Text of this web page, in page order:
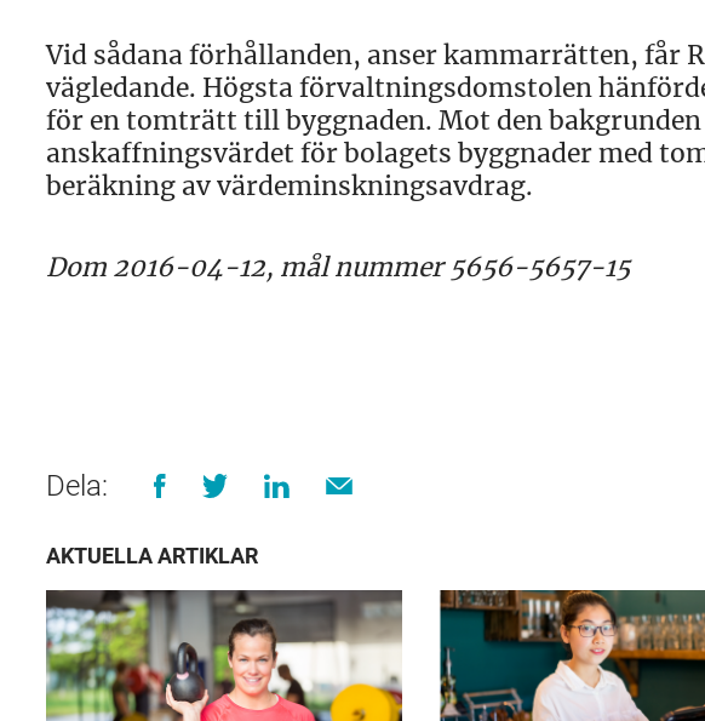
Vid sådana förhållanden, anser kammarrätten, får
vägledande. Högsta förvaltningsdomstolen
för en tomträtt till byggnaden. Mot den
anskaffningsvärdet för bolagets byggnader med
beräkning av värdeminskningsavdrag.
Dom 2016-04-12, mål nummer 5656-5657-15
Dela:
AKTUELLA ARTIKLAR